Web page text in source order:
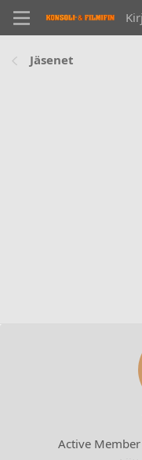
Jäsenet
Active Member